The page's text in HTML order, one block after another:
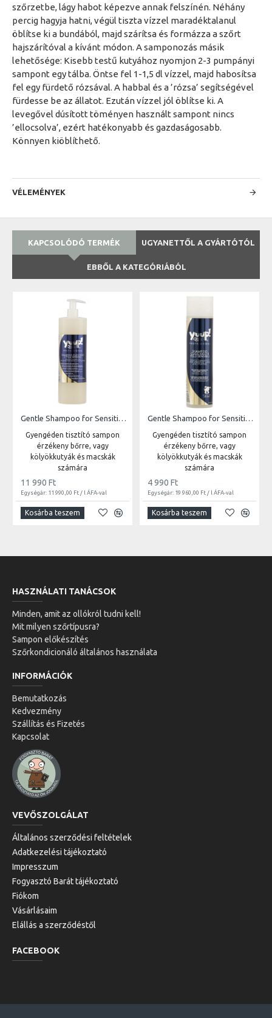
szőrzetbe, lágy habot képezve annak felszínén. Néhány
percig hagyja hatni, végül tiszta vízzel maradéktalanul
öblítse ki a bundából, majd szárítsa és formázza a szőrt
hajszárítóval a kívánt módon. A samponozás másik
lehetősége: Kisebb testű kutyához nyomjon 2-3 pumpányi
sampont egy tálba. Öntse fel 1-1,5 dl vízzel, majd habosítsa
fel egy fürdető rózsával. A habbal és a ’rózsa’ segítségével
fürdesse be az állatot. Ezután vízzel jól öblítse ki. A
levegővel dúsított töményen használt sampont nincs
’ellocsolva’, ezért hatékonyabb és gazdaságosabb.
Könnyen kiöblíthető.
VÉLEMÉNYEK
KAPCSOLÓDÓ TERMÉK UGYANETTŐL A GYÁRTÓTÓL
EBBŐL A KATEGÓRIÁBÓL
Gentle Shampoo for Sensitive Skins and Puppies | 1L
Gyengéden tisztító sampon
érzékeny bőrre, vagy
kölyökkutyák és macskák
számára
11 990 Ft
Egységár: 11 990,00 Ft / l ÁFA-val
Kosárba teszem
Gentle Shampoo for Sensitive Skins and Puppies | 250ml
Gyengéden tisztító sampon
érzékeny bőrre, vagy
kölyökkutyák és macskák
számára
4 990 Ft
Egységár: 19 960,00 Ft / l ÁFA-val
Kosárba teszem
HASZNÁLATI TANÁCSOK
Minden, amit az ollókról tudni kell!
Mit milyen szőrtípusra?
Sampon előkészítés
Szőrkondicionáló általános használata
INFORMÁCIÓK
Bemutatkozás
Kedvezmény
Szállítás és Fizetés
Kapcsolat
VEVŐSZOLGÁLAT
Általános szerződési feltételek
Adatkezelési tájékoztató
Impresszum
Fogyasztó Barát tájékoztató
Fiókom
Vásárlásaim
Elállás a szerződéstől
FACEBOOK